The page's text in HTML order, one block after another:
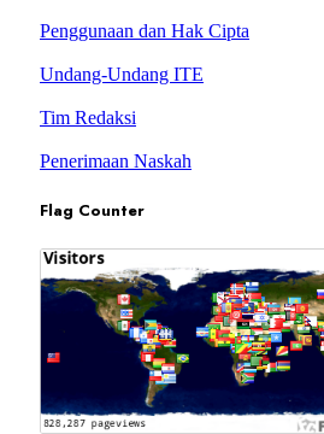
Penggunaan dan Hak Cipta
Undang-Undang ITE
Tim Redaksi
Penerimaan Naskah
Flag Counter